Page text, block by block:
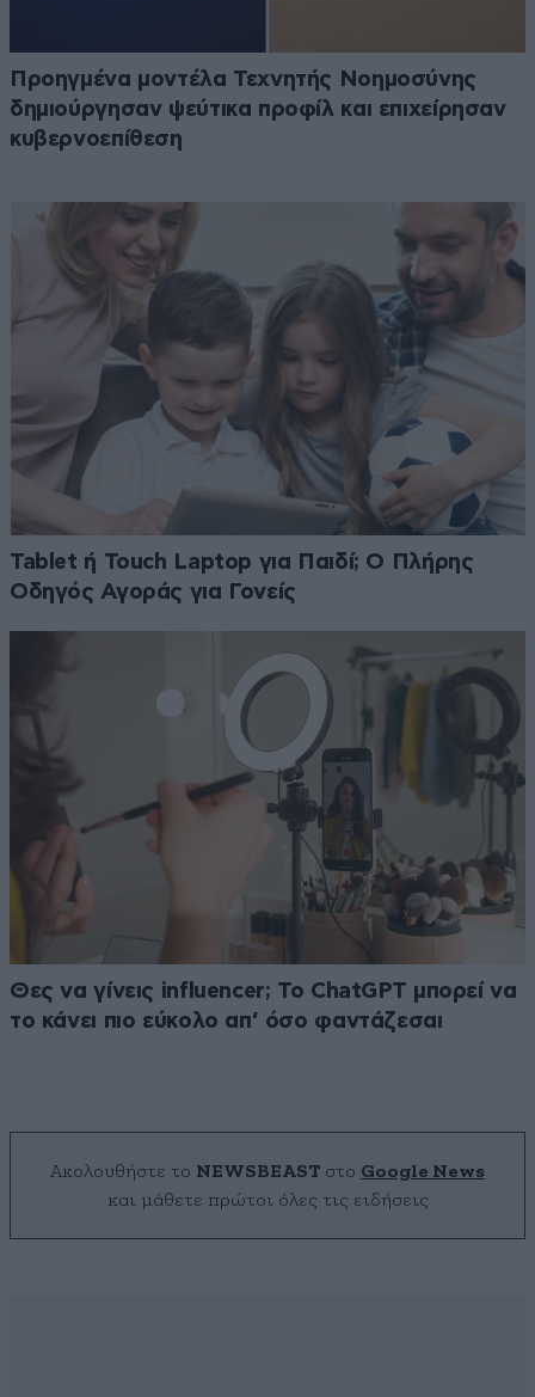
Προηγμένα μοντέλα Τεχνητής Νοημοσύνης
δημιούργησαν ψεύτικα προφίλ και επιχείρησαν
κυβερνοεπίθεση
Tablet ή Touch Laptop για Παιδί; Ο Πλήρης
Οδηγός Αγοράς για Γονείς
Θες να γίνεις influencer; Το ChatGPT μπορεί να
το κάνει πιο εύκολο απ’ όσο φαντάζεσαι
Ακολουθήστε το NEWSBEAST στο Google News
και μάθετε πρώτοι όλες τις ειδήσεις